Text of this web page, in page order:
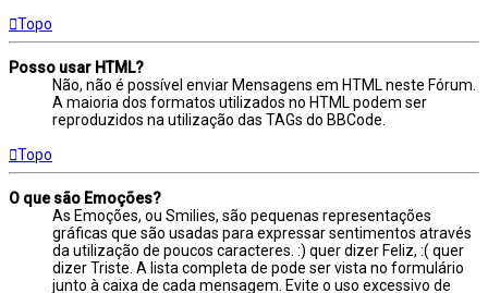
Topo
Posso usar HTML?
Não, não é possível enviar Mensagens em HTML neste Fórum.
A maioria dos formatos utilizados no HTML podem ser
reproduzidos na utilização das TAGs do BBCode.
Topo
O que são Emoções?
As Emoções, ou Smilies, são pequenas representações
gráficas que são usadas para expressar sentimentos através
da utilização de poucos caracteres. :) quer dizer Feliz, :( quer
dizer Triste. A lista completa de pode ser vista no formulário
junto à caixa de cada mensagem. Evite o uso excessivo de